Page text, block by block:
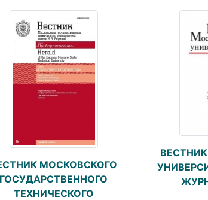
МОСКОВСКОГО
ГОСУДАРСТВЕННОГО
ТЕХНИЧЕСКОГО